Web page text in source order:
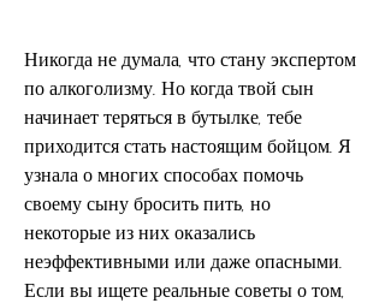
Никогда не думала, что стану экспертом
по алкоголизму. Но когда твой сын
начинает теряться в бутылке, тебе
приходится стать настоящим бойцом. Я
узнала о многих способах помочь
своему сыну бросить пить, но
некоторые из них оказались
неэффективными или даже опасными.
Если вы ищете реальные советы о том,